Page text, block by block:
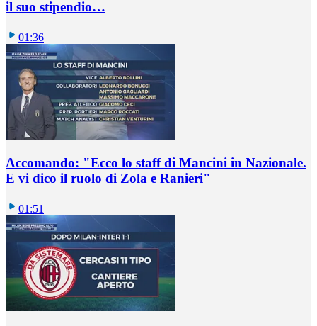
il suo stipendio…
01:36
Accomando: "Ecco lo staff di Mancini in Nazionale.
E vi dico il ruolo di Zola e Ranieri"
01:51